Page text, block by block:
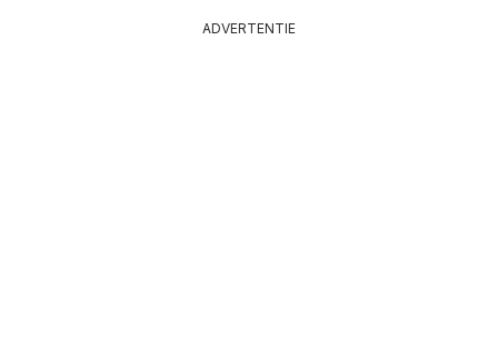
ADVERTENTIE